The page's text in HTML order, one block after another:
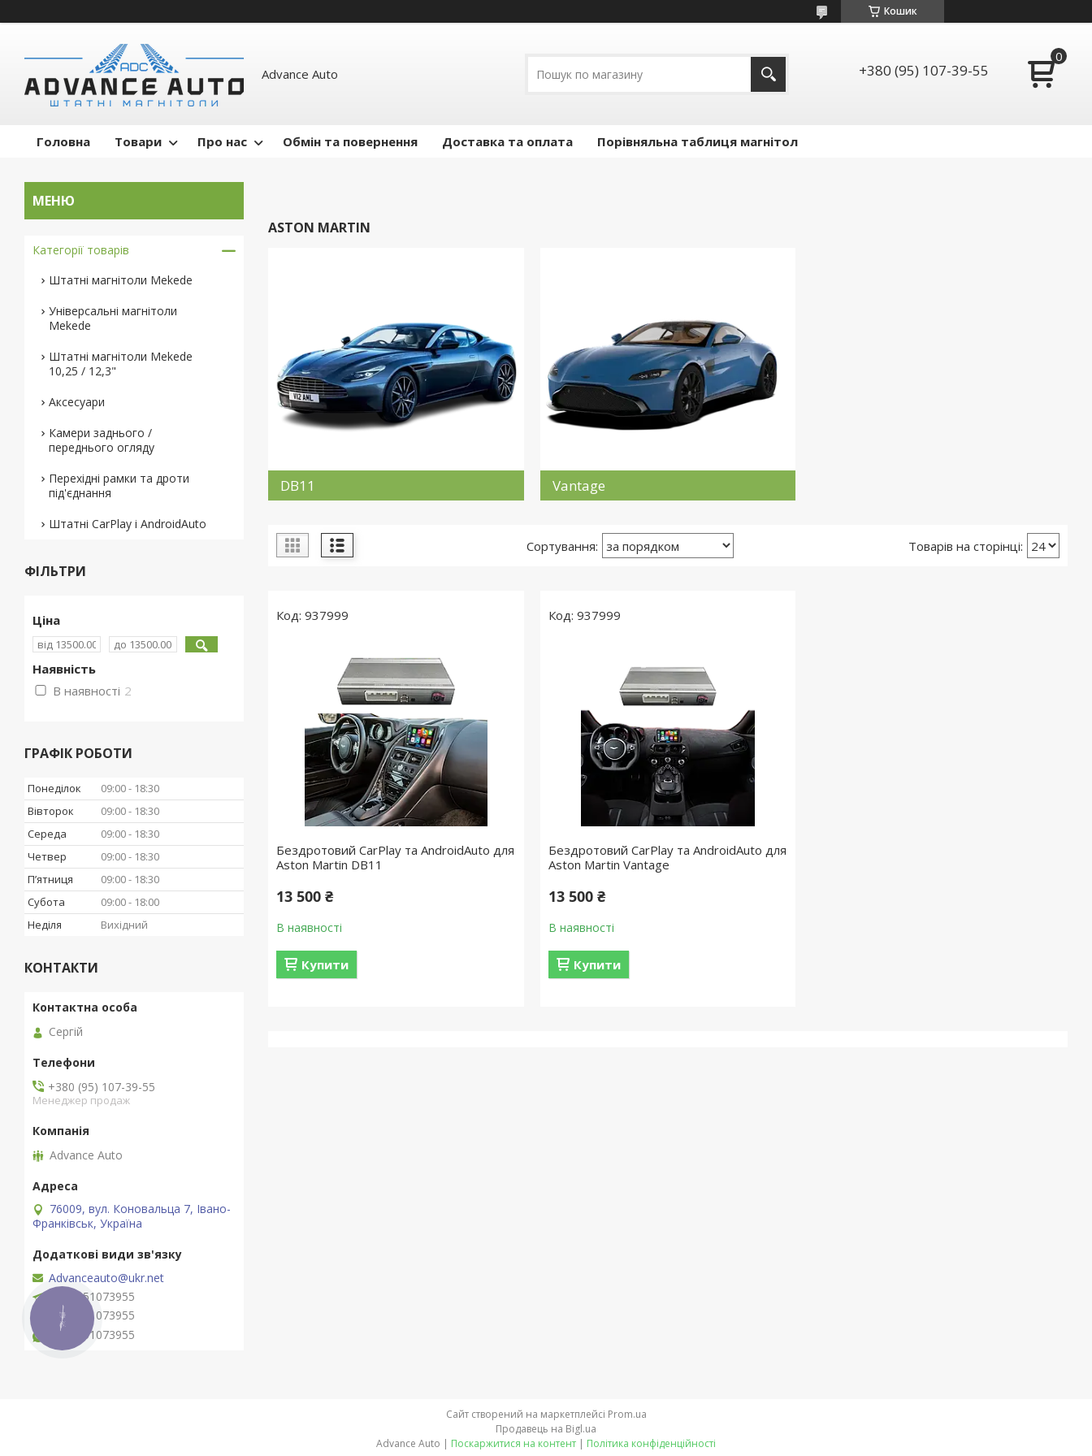
Кошик
Advance Auto +380 (95) 107-39-55
Головна Товари Про нас Обмін та повернення Доставка та оплата Порівняльна таблиця магнітол
ASTON MARTIN
DB11 Vantage
937999
Бездротовий CarPlay та AndroidAuto для
Aston Martin DB11
13 500 ₴
В наявності
Купити
937999
Бездротовий CarPlay та AndroidAuto для
Aston Martin Vantage
13 500 ₴
В наявності
Купити
Категорії товарів
Штатні магнітоли Mekede
Універсальні магнітоли
Mekede
Штатні магнітоли Mekede
10,25 / 12,3"
Аксесуари
Камери заднього /
переднього огляду
Перехідні рамки та дроти
під'єднання
Штатні CarPlay і AndroidAuto
ФІЛЬТРИ
Ціна
Наявність
В наявності 2
ГРАФІК РОБОТИ
Понеділок 09:00
18:30
Вівторок
09:00
18:30
Середа
09:00
18:30
Четвер
09:00
18:30
Пʼятниця
09:00
18:30
Субота
09:00
18:00
Неділя
Вихідний
КОНТАКТИ
Сергій
+380 (95) 107-39-55
Менеджер продаж
Advance Auto
76009, вул. Коновальца 7, Івано-
Франківськ, Україна
Advanceauto@ukr.net
+380951073955
+380951073955
+380951073955
Сайт створений на маркетплейсі Prom.ua
Продавець на Bigl.ua
Advance Auto | Поскаржитися на контент | Політика конфіденційності
КНОПКА
ЗВ'ЯЗКУ